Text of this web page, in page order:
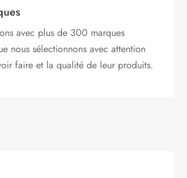
avec plus de 300 marques
nous sélectionnons avec attention
faire et la qualité de leur produits.